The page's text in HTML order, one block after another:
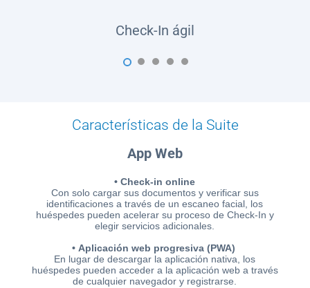
Check-In ágil
1 2 3 4 5
Características de la Suite
App Web
• Check-in online
Con solo cargar sus documentos y verificar sus
identificaciones a través de un escaneo facial, los
huéspedes pueden acelerar su proceso de Check-In y
elegir servicios adicionales.
• Aplicación web progresiva (PWA)
En lugar de descargar la aplicación nativa, los
huéspedes pueden acceder a la aplicación web a través
de cualquier navegador y registrarse.